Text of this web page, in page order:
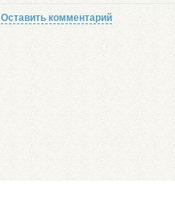
Оставить комментарий